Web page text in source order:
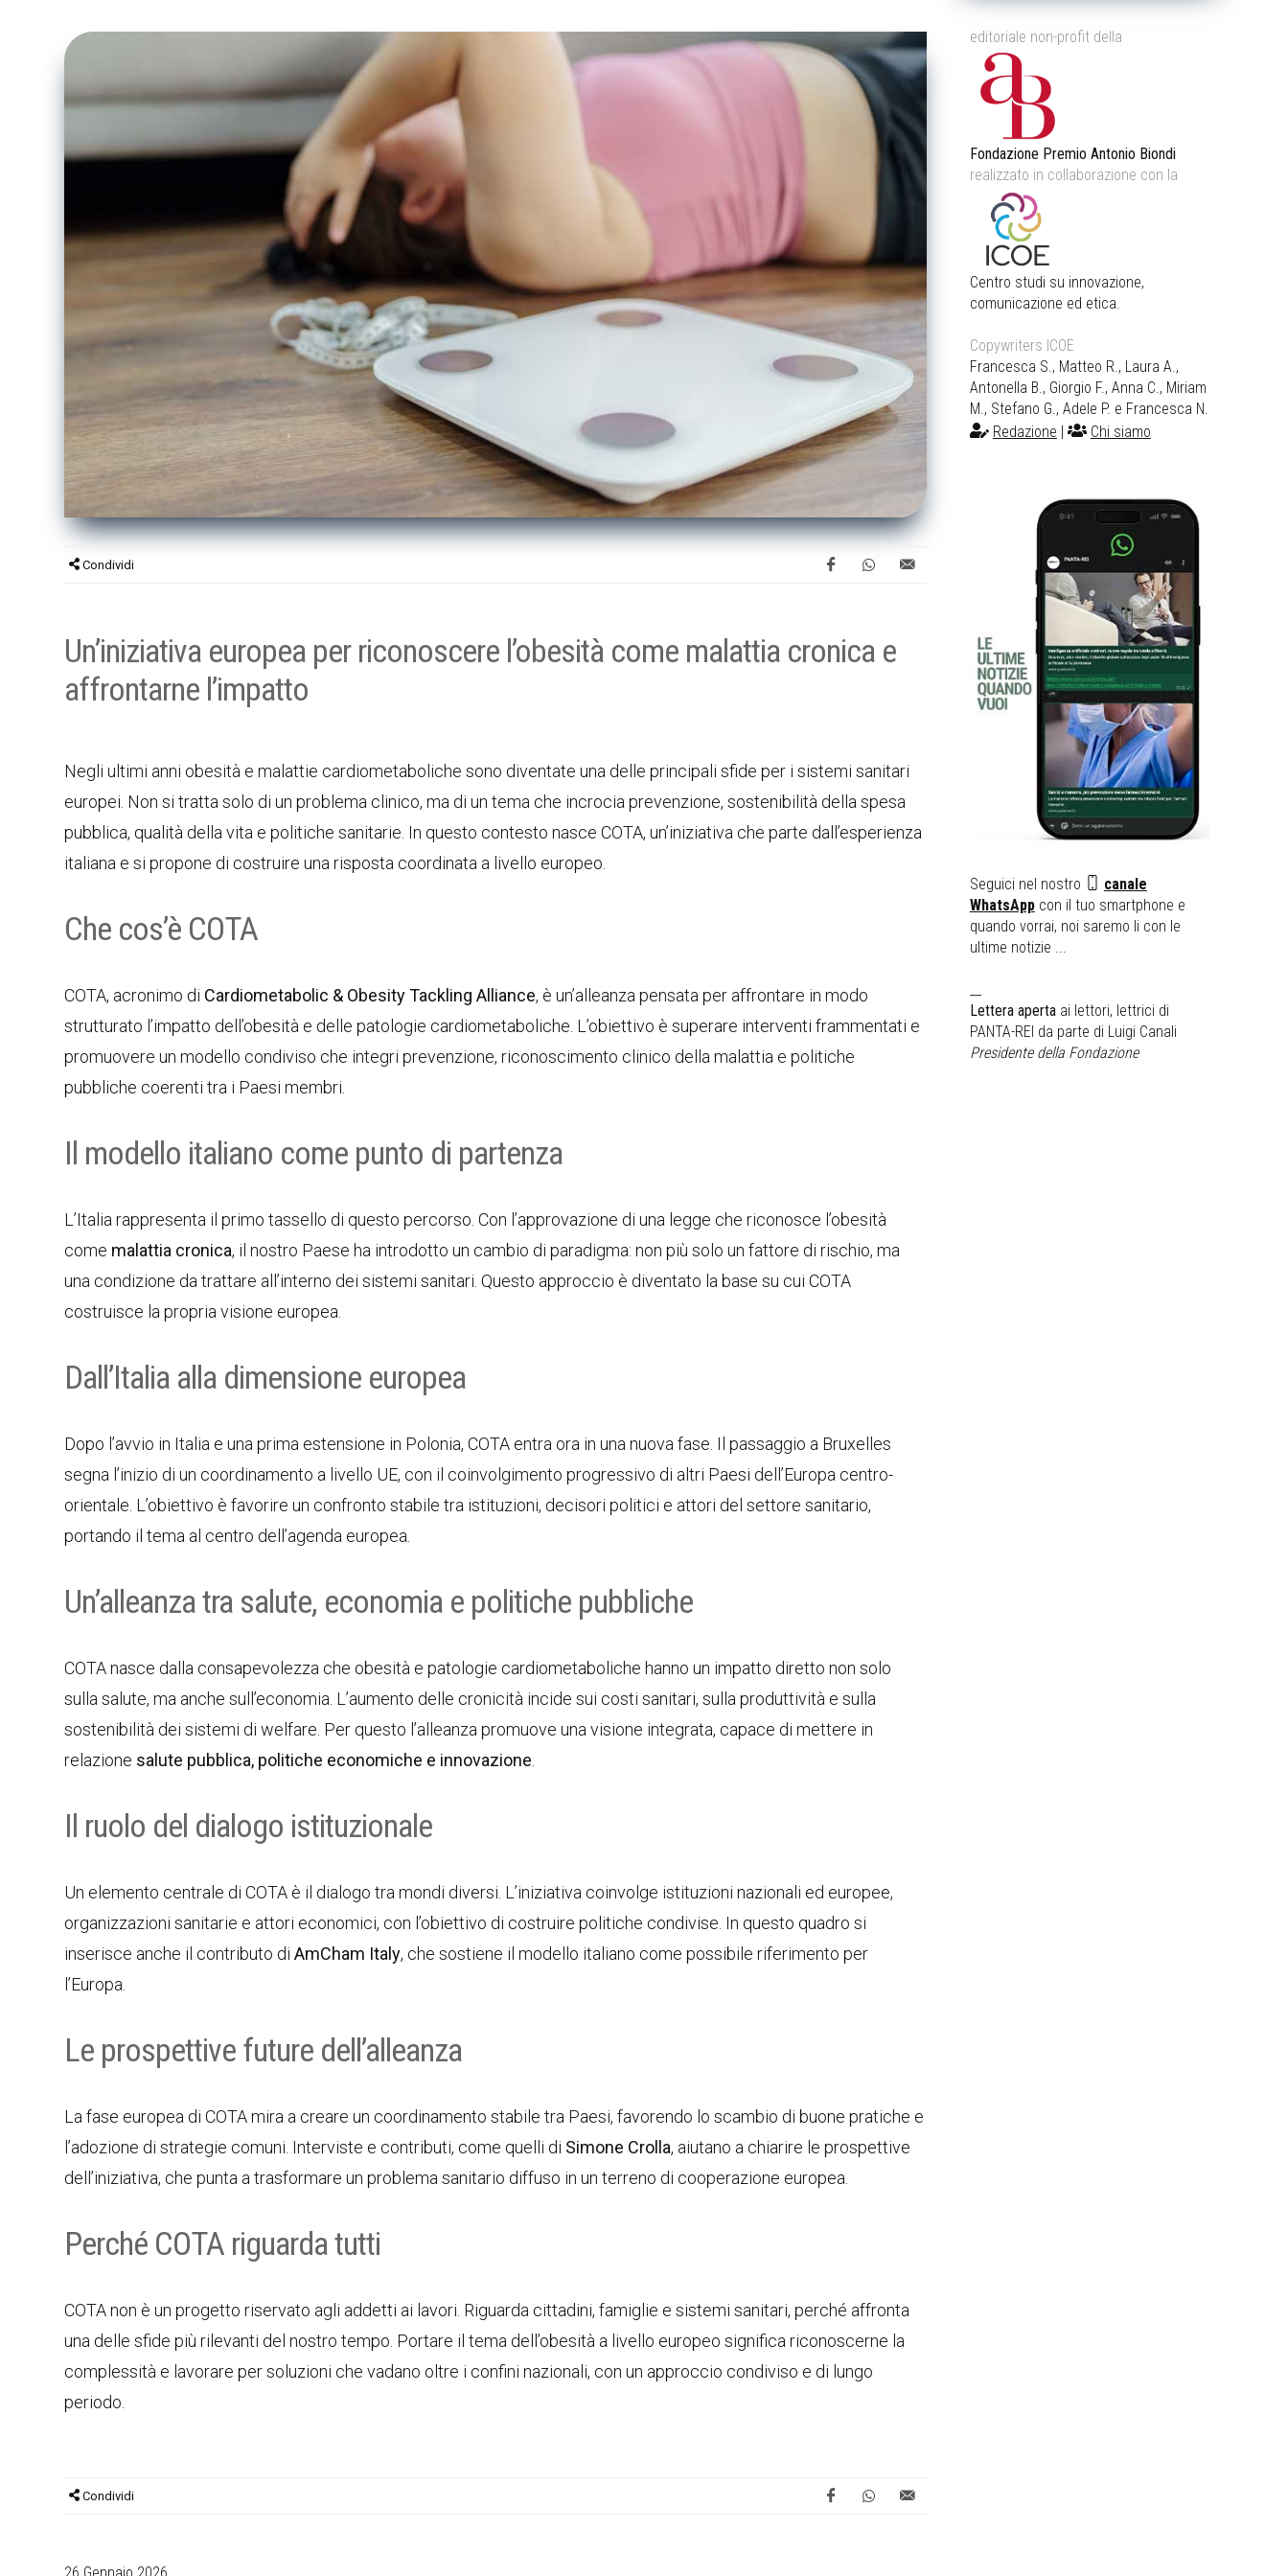
Condividi
Un’iniziativa europea per riconoscere l’obesità come malattia cronica e
affrontarne l’impatto
Negli ultimi anni obesità e malattie cardiometaboliche sono diventate una delle principali sfide per i sistemi sanitari
europei. Non si tratta solo di un problema clinico, ma di un tema che incrocia prevenzione, sostenibilità della spesa
pubblica, qualità della vita e politiche sanitarie. In questo contesto nasce COTA, un’iniziativa che parte dall’esperienza
italiana e si propone di costruire una risposta coordinata a livello europeo.
Che cos’è COTA
COTA, acronimo di Cardiometabolic & Obesity Tackling Alliance, è un’alleanza pensata per affrontare in modo
strutturato l’impatto dell’obesità e delle patologie cardiometaboliche. L’obiettivo è superare interventi frammentati e
promuovere un modello condiviso che integri prevenzione, riconoscimento clinico della malattia e politiche
pubbliche coerenti tra i Paesi membri.
Il modello italiano come punto di partenza
L’Italia rappresenta il primo tassello di questo percorso. Con l’approvazione di una legge che riconosce l’obesità
come malattia cronica, il nostro Paese ha introdotto un cambio di paradigma: non più solo un fattore di rischio, ma
una condizione da trattare all’interno dei sistemi sanitari. Questo approccio è diventato la base su cui COTA
costruisce la propria visione europea.
Dall’Italia alla dimensione europea
Dopo l’avvio in Italia e una prima estensione in Polonia, COTA entra ora in una nuova fase. Il passaggio a Bruxelles
segna l’inizio di un coordinamento a livello UE, con il coinvolgimento progressivo di altri Paesi dell’Europa centro-
orientale. L’obiettivo è favorire un confronto stabile tra istituzioni, decisori politici e attori del settore sanitario,
portando il tema al centro dell’agenda europea.
Un’alleanza tra salute, economia e politiche pubbliche
COTA nasce dalla consapevolezza che obesità e patologie cardiometaboliche hanno un impatto diretto non solo
sulla salute, ma anche sull’economia. L’aumento delle cronicità incide sui costi sanitari, sulla produttività e sulla
sostenibilità dei sistemi di welfare. Per questo l’alleanza promuove una visione integrata, capace di mettere in
relazione salute pubblica, politiche economiche e innovazione
Il ruolo del dialogo istituzionale
Un elemento centrale di COTA è il dialogo tra mondi diversi. L’iniziativa coinvolge istituzioni nazionali ed europee,
organizzazioni sanitarie e attori economici, con l’obiettivo di costruire politiche condivise. In questo quadro si
inserisce anche il contributo diAmCham Italy, che sostiene il modello italiano come possibile riferimento per
l’Europa.
Le prospettive future dell’alleanza
La fase europea di COTA mira a creare un coordinamento stabile tra Paesi, favorendo lo scambio di buone pratiche e
l’adozione di strategie comuni. Interviste e contributi, come quelli di Simone Crolla, aiutano a chiarire le prospettive
dell’iniziativa, che punta a trasformare un problema sanitario diffuso in un terreno di cooperazione europea.
Perché COTA riguarda tutti
COTA non è un progetto riservato agli addetti ai lavori. Riguarda cittadini, famiglie e sistemi sanitari, perché affronta
una delle sfide più rilevanti del nostro tempo. Portare il tema dell’obesità a livello europeo significa riconoscerne la
complessità e lavorare per soluzioni che vadano oltre i confini nazionali, con un approccio condiviso e di lungo
periodo.
Condividi
26 Gennaio 2026
editoriale non-profit della
Fondazione Premio Antonio Biondi
realizzato in collaborazione con la
Centro studi su innovazione,
comunicazione ed etica.
Copywriters ICOE
Francesca S., Matteo R., Laura A.,
Antonella B., Giorgio F., Anna C., Miriam
M., Stefano G., Adele P. e Francesca N.
Redazione
Chi siamo
Seguici nel nostro
canale
WhatsAppcon il tuo smartphone e
quando vorrai, noi saremo li con le
ultime notizie ...
Lettera apertaai lettori, lettrici di
PANTA-REI da parte di Luigi Canali
Presidente della Fondazione